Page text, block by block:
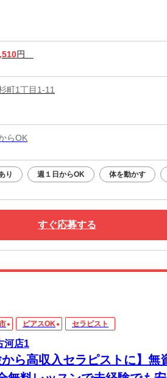
円
町1丁目1-11
らOK
り 週１日からOK 体を動かす
すぐ応募する
ピアスOK セラピスト
河店1
から高収入セラピストに】無